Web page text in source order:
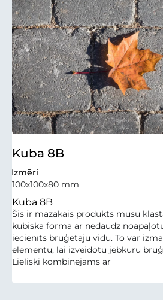
Kuba 8B
Izmēri
100x100x80 mm
Kuba 8B
Šis ir mazākais produkts mūsu
kubiskā forma ar nedaudz
iecienīts bruģētāju vidū. To var
elementu, lai izveidotu jebkuru
Lieliski kombinējams ar